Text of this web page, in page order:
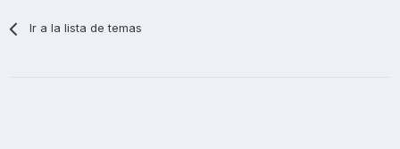
Ir a la lista de temas